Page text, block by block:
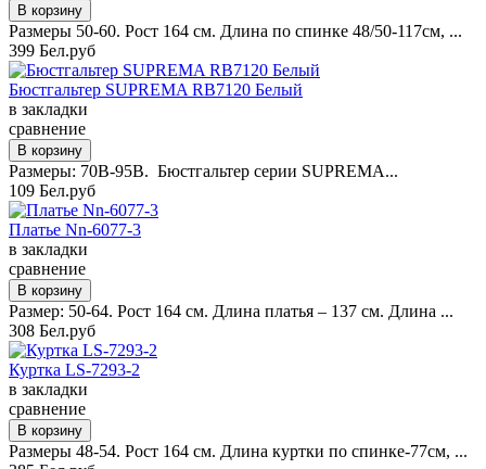
Размеры 50-60. Рост 164 см. Длина по спинке 48/50-117см, ...
399 Бел.руб
Бюстгальтер SUPREMA RB7120 Белый
в закладки
сравнение
Размеры: 70B-95B. Бюстгальтер серии SUPREMA...
109 Бел.руб
Платье Nn-6077-3
в закладки
сравнение
Размер: 50-64. Рост 164 см. Длина платья – 137 см. Длина ...
308 Бел.руб
Куртка LS-7293-2
в закладки
сравнение
Размеры 48-54. Рост 164 см. Длина куртки по спинке-77см, ...